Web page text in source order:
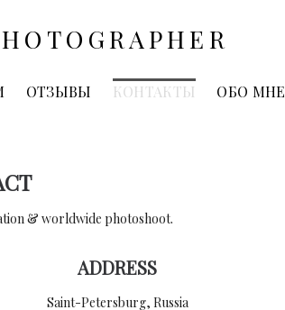
ОТЗЫВЫ КОНТАКТЫ ОБО МНЕ
& worldwide photoshoot.
ADDRESS
Saint-Petersburg, Russia